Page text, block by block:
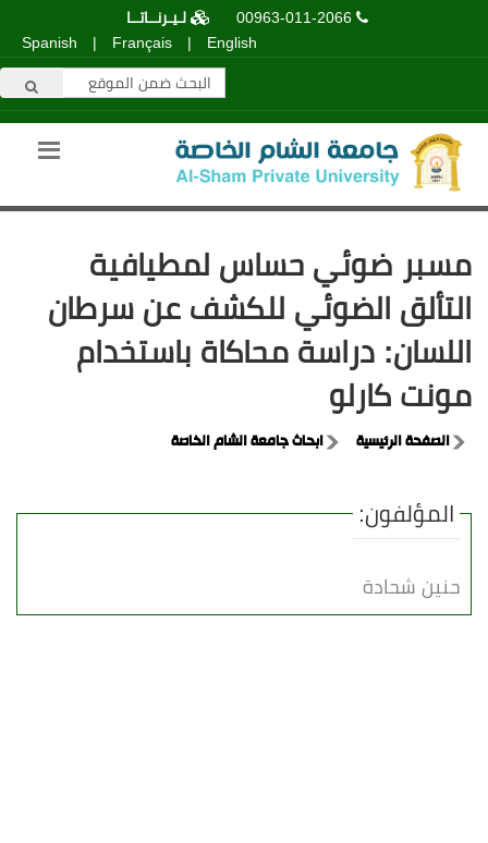
00963-011-2066
لـيـرنــاتــا
English
|
Français
|
Spanish
مسبر ضوئي حساس لمطيافية
التألق الضوئي للكشف عن سرطان
اللسان: دراسة محاكاة باستخدام
مونت كارلو
الصفحة الرئيسية ابحاث جامعة الشام الخاصة
المؤلفون:
حنين شحادة